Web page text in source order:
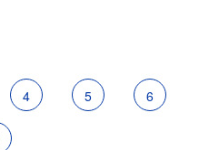
ペ
4
ペ
5
ペ
6